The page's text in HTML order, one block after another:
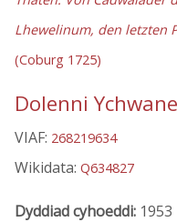
Lhewelinum, den letzten
(Coburg 1725)
Dolenni
VIAF: 268219634
Wikidata: Q634827
Dyddiad cyhoeddi: 1953